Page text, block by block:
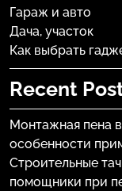
Гараж и авто
Дача, участок
Как выбрать
Recent
Монтажная пена
особенности
Строительные
помощники при